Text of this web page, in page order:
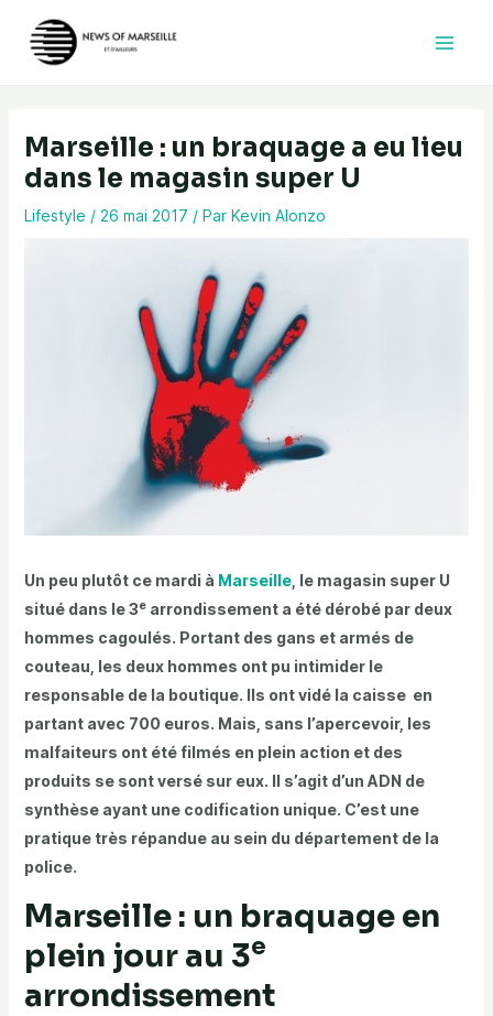
contenu
Marseille : un braquage a eu lieu
dans le magasin super U
Lifestyle / 26 mai 2017 / Par Kevin Alonzo
Un peu plutôt ce mardi à Marseille, le magasin super U
situé dans le 3earrondissement a été dérobé par deux
hommes cagoulés. Portant des gans et armés de
couteau, les deux hommes ont pu intimider le
responsable de la boutique. Ils ont vidé la caisse en
partant avec 700 euros. Mais, sans l’apercevoir, les
malfaiteurs ont été filmés en plein action et des
produits se sont versé sur eux. Il s’agit d’un ADN de
synthèse ayant une codification unique. C’est une
pratique très répandue au sein du département de la
police.
Marseille : un braquage en
plein jour au 3e
arrondissement